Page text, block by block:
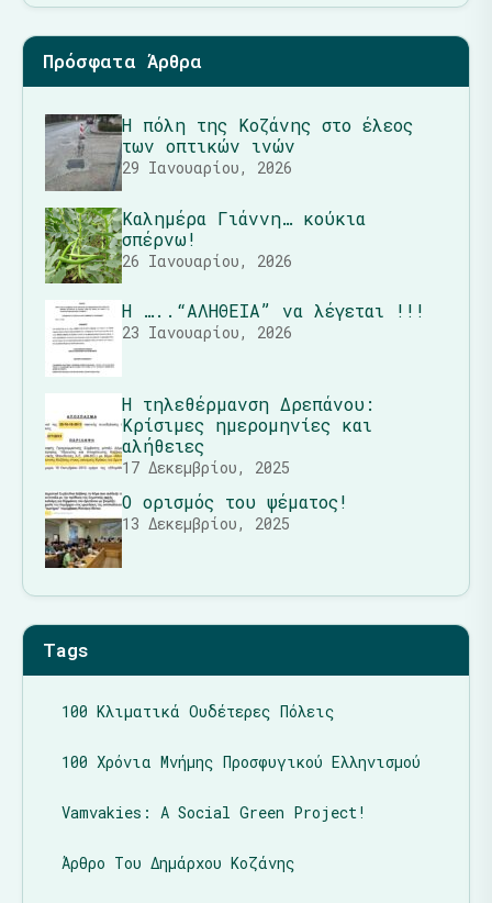
Πρόσφατα Άρθρα
Η πόλη της Κοζάνης στο έλεος
των οπτικών ινών
29 Ιανουαρίου, 2026
Καλημέρα Γιάννη… κούκια
σπέρνω!
26 Ιανουαρίου, 2026
Η …..“ΑΛΗΘΕΙΑ” να λέγεται !!!
23 Ιανουαρίου, 2026
Η τηλεθέρμανση Δρεπάνου:
Κρίσιμες ημερομηνίες και
αλήθειες
17 Δεκεμβρίου, 2025
Ο ορισμός του ψέματος!
13 Δεκεμβρίου, 2025
Tags
100 Κλιματικά Ουδέτερες Πόλεις
100 Χρόνια Μνήμης Προσφυγικού Ελληνισμού
Vamvakies: A Social Green Project!
Άρθρο Του Δημάρχου Κοζάνης